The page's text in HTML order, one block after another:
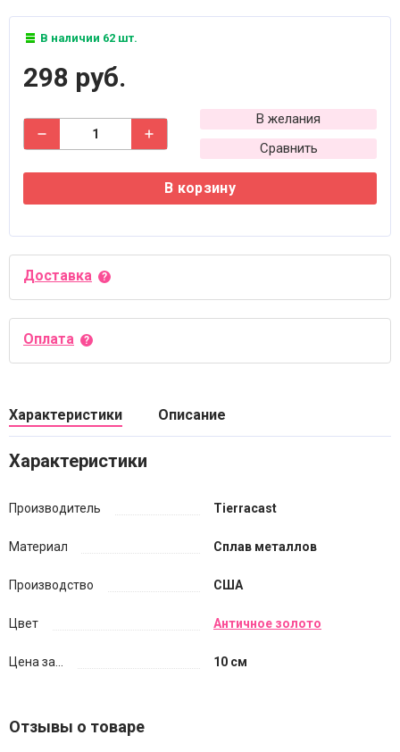
В наличии 62 шт.
298 руб.
В желания
Сравнить
В корзину
Доставка
Оплата
Характеристики Описание
Характеристики
Производитель Tierracast
Материал Сплав металлов
Производство США
Цвет Античное золото
Цена за... 10 см
Отзывы о товаре